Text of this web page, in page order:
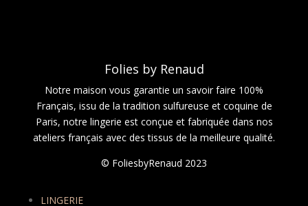
Folies by Renaud
Notre maison vous garantie un savoir faire 100%
Français, issu de la tradition sulfureuse et coquine de
Paris, notre lingerie est conçue et fabriquée dans nos
ateliers français avec des tissus de la meilleure qualité.
© FoliesbyRenaud 2023
LINGERIE